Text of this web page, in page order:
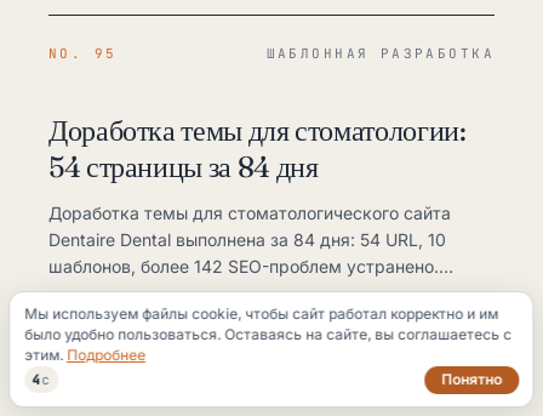
NO. 95 ШАБЛОННАЯ РАЗРАБОТКА
Доработка темы для стоматологии:
54 страницы за 84 дня
Доработка темы для стоматологического сайта
Dentaire Dental выполнена за 84 дня: 54 URL, 10
шаблонов, более 142 SEO-проблем устранено.
Команда из 6 специалистов, 70 часов трудозатрат.
ЗДРАВООХРАНЕНИЕ 71 Ч 84 ДН
Мы используем файлы cookie, чтобы сайт работал корректно и им
было удобно пользоваться. Оставаясь на сайте, вы соглашаетесь с
этим. Подробнее
3с Понятно